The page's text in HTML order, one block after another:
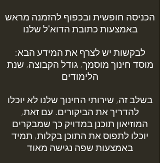
הכניסה חופשית ובכפוף להזמנה מראש
באמצעות כתובת הדוא"ל שלנו
לבקשות יש לצרף את המידע הבא:
מוסד חינוך מוסמך, גודל הקבוצה, שנת
הלימודים
בשלב זה, שירותי החינוך שלנו לא יוכלו
להדריך את הביקורים. עם זאת,
המוזיאון תוכנן במדויק כך שמבקרים
יוכלו לתפוס את התוכן בקלות, תמיד
באמצעות שפה נגישה מאוד